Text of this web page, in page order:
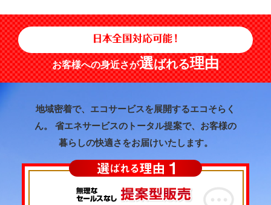
お客様への身近さが選ばれる理由
地域密着で、エコサービスを展開するエコそらく
ん。
省エネサービスのトータル提案で、お客様の
暮らしの快適さをお届けいたします。